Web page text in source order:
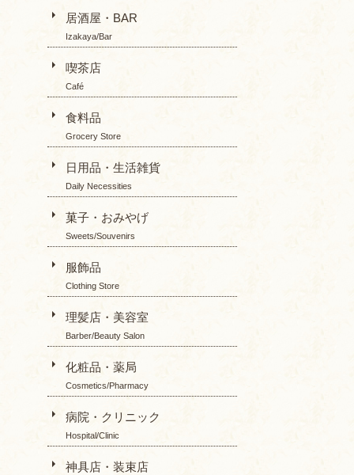
居酒屋・BAR
Izakaya/Bar
喫茶店
Café
食料品
Grocery Store
日用品・生活雑貨
Daily Necessities
菓子・おみやげ
Sweets/Souvenirs
服飾品
Clothing Store
理髪店・美容室
Barber/Beauty Salon
化粧品・薬局
Cosmetics/Pharmacy
病院・クリニック
Hospital/Clinic
神具店・装束店